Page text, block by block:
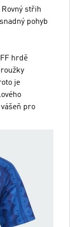
střih
pohyb
hrdě
je
pro